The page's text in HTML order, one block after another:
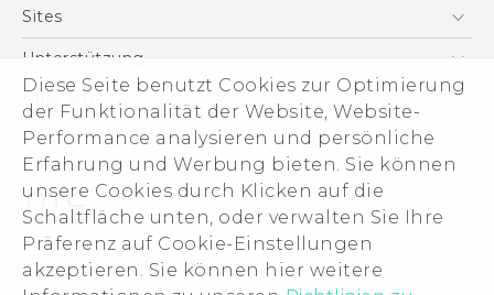
Diese Seite benutzt Cookies zur Optimierung
der Funktionalität der Website, Website-
Performance analysieren und persönliche
Erfahrung und Werbung bieten. Sie können
unsere Cookies durch Klicken auf die
Schaltfläche unten, oder verwalten Sie Ihre
Präferenz auf Cookie-Einstellungen
akzeptieren. Sie können hier weitere
behördliche Bestimmungen
English - Quick start guide
English - User manual
English - Safety and regulatory guide
Smartphones
VIVE
Zubehör
Sites
HTC Dev
HTC Vive
Unterstützung
Unterstützung
eCommerce Support
Über HTC
ESG
Impressum
Investor
Cookie Preferences
Offene Stellen
© 2011-2026 HTC Corporation